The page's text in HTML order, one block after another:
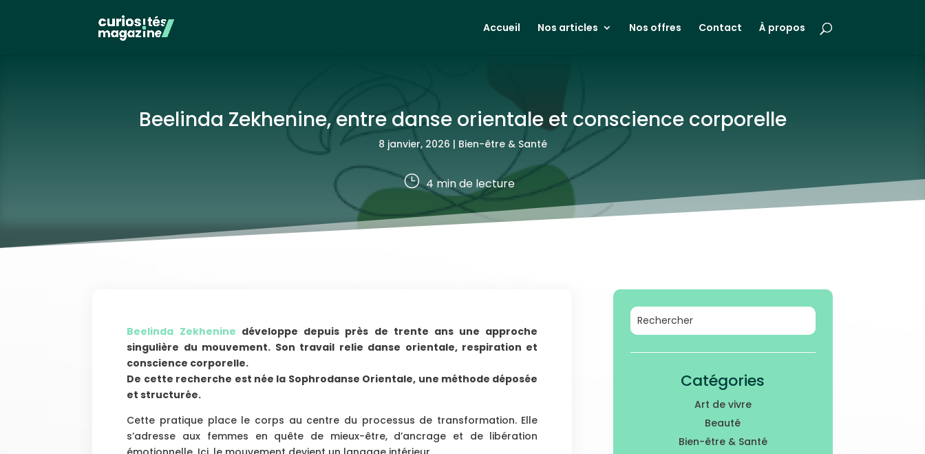
Accueil Nos articles Nos offres Contact À propos
Beelinda Zekhenine, entre danse orientale et conscience corporelle
8 janvier, 2026 | Bien-être & Santé
} 4 min de lecture
Beelinda Zekhenine développe depuis près de trente ans une approche
singulière du mouvement. Son travail relie danse orientale, respiration et
conscience corporelle.
De cette recherche est née la Sophrodanse Orientale, une méthode déposée
et structurée.
Cette pratique place le corps au centre du processus de transformation. Elle
s’adresse aux femmes en quête de mieux-être, d’ancrage et de libération
Catégories
Art de vivre
Beauté
Bien-être & Santé